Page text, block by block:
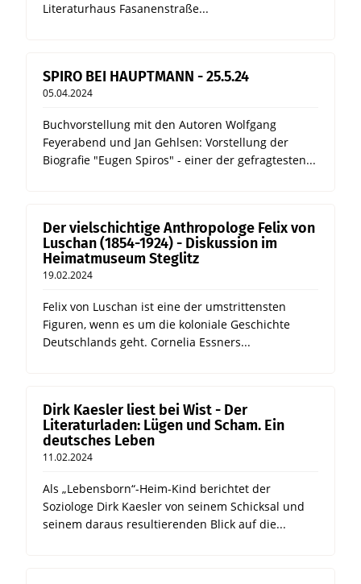
Literaturhaus Fasanenstraße...
SPIRO BEI HAUPTMANN - 25.5.24
05.04.2024
Buchvorstellung mit den Autoren Wolfgang
Feyerabend und Jan Gehlsen: Vorstellung der
Biografie "Eugen Spiros" - einer der gefragtesten...
Der vielschichtige Anthropologe Felix von
Luschan (1854-1924) - Diskussion im
Heimatmuseum Steglitz
19.02.2024
Felix von Luschan ist eine der umstrittensten
Figuren, wenn es um die koloniale Geschichte
Deutschlands geht. Cornelia Essners...
Dirk Kaesler liest bei Wist - Der
Literaturladen: Lügen und Scham. Ein
deutsches Leben
11.02.2024
Als „Lebensborn“-Heim-Kind berichtet der
Soziologe Dirk Kaesler von seinem Schicksal und
seinem daraus resultierenden Blick auf die...